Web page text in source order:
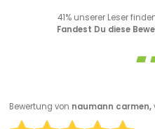
41% unserer Leser
Fandest Du diese
Bewertung von naumann carmen,